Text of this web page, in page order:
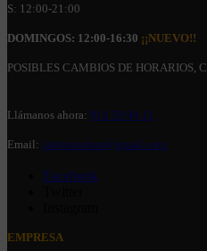
S: 12:00-21:00
DOMINGOS: 12:00-16:30 ¡¡NUEVO!!
POSIBLES CAMBIOS DE HORARIOS,
Llámanos ahora: 910 59 94 11
Email: labirratorium@gmail.com
Facebook
EMPRESA